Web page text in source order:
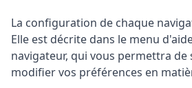
La configuration de chaque
Elle est décrite dans le menu
navigateur, qui vous permettra
modifier vos préférences en